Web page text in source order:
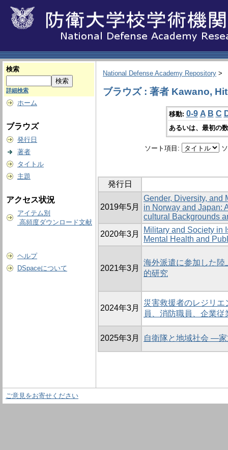
検索
詳細検索
ホーム
ブラウズ
発行日
著者
タイトル
主題
アクセス状況
アイテム別
高頻度ダウンロード文献
ヘルプ
DSpaceについて
National Defense Academy Repository >
ブラウズ : 著者 Kawano,
移動: 0-9 A B C
あるいは、最初の
ソート項目:
発行日
2019年5月
Gender, Diversity, and
in Norway and Japan:
cultural Backgrounds
2020年3月
Military and Society in
Mental Health and
2021年3月
海外派遣に参加した
的研究
2024年3月
災害救援者のレジリ
員、消防職員、企業
2025年3月 自衛隊と地域社会 ―
ご意見をお寄せください